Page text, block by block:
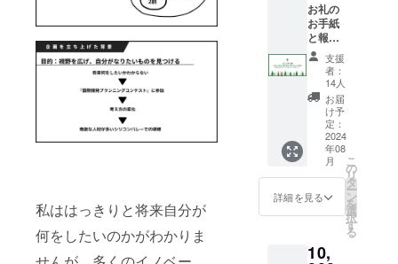
私ははっきりと将来自分が
何をしたいのかがわかりま
お礼の
お手紙
と報告
書と現
地で
撮った
素敵な
お写真3
枚を
PDFで
送らせ
て頂き
ます。
支援
者：
14人
お届
け予
定：
2024
年08
月
詳細を見る
こ
の
リ
タ
ー
ン
を
選
択
す
る
10,